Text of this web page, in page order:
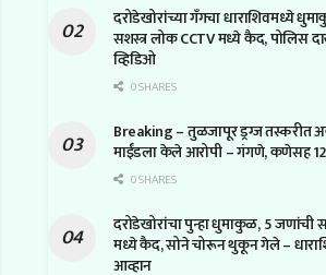
दरोडेखोरांच्या गँगचा धाराशिवमध्ये
सशस्त्र लोक CCTV मध्ये कैद, पोलिस
व्हिडिओ
0 SHARES
Breaking – तुळजापूर ड्रग्ज तस्करीत
माईंडला केले आरोपी – गंगणे, कणेसह 12
0 SHARES
दरोडेखोरांचा पुन्हा धुमाकुळ, 5 जणांची
मध्ये कैद, सोने चोरून थुकून गेले –
आव्हान